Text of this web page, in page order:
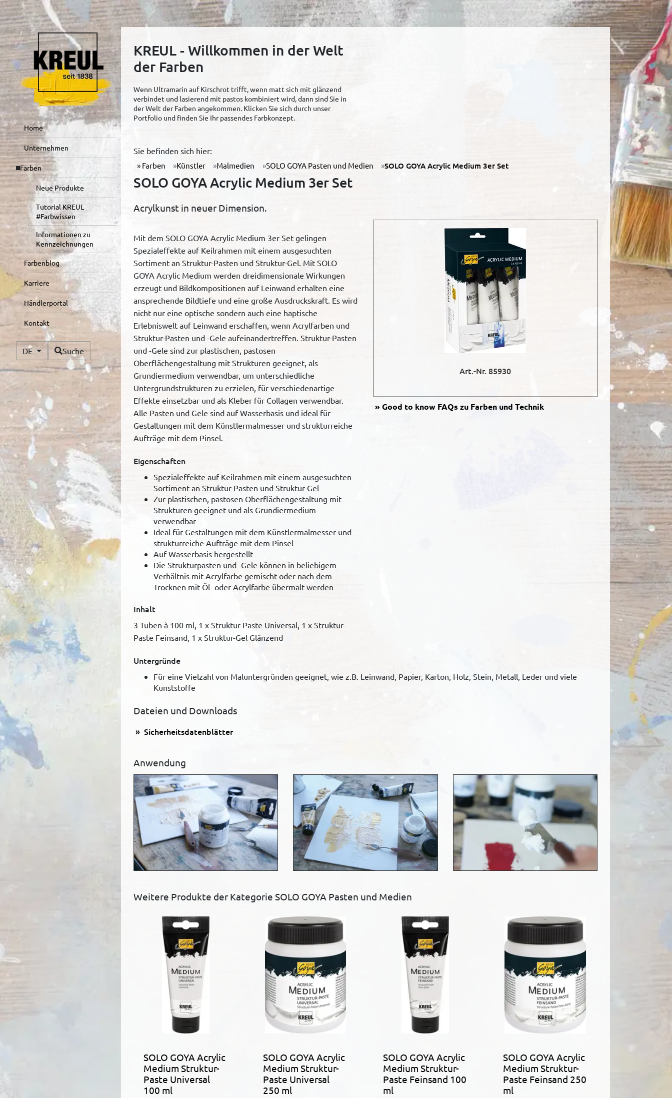
Home
Unternehmen
Farben
Neue Produkte
Tutorial KREUL
#Farbwissen
Informationen zu
Kennzeichnungen
Farbenblog
Karriere
Händlerportal
Kontakt
DE Verfügbare Sprachen
Suche
KREUL - Willkommen in der Welt
der Farben
Wenn Ultramarin auf Kirschrot trifft, wenn matt sich mit glänzend
verbindet und lasierend mit pastos kombiniert wird, dann sind Sie in
der Welt der Farben angekommen. Klicken Sie sich durch unser
Portfolio und finden Sie Ihr passendes Farbkonzept.
Sie befinden sich hier:
Farben Künstler Malmedien SOLO GOYA Pasten und Medien SOLO GOYA Acrylic Medium 3er Set
SOLO GOYA Acrylic Medium 3er Set
Acrylkunst in neuer Dimension.
Mit dem SOLO GOYA Acrylic Medium 3er Set gelingen
Spezialeffekte auf Keilrahmen mit einem ausgesuchten
Sortiment an Struktur-Pasten und Struktur-Gel. Mit SOLO
GOYA Acrylic Medium werden dreidimensionale Wirkungen
erzeugt und Bildkompositionen auf Leinwand erhalten eine
ansprechende Bildtiefe und eine große Ausdruckskraft. Es wird
nicht nur eine optische sondern auch eine haptische
Erlebniswelt auf Leinwand erschaffen, wenn Acrylfarben und
Struktur-Pasten und -Gele aufeinandertreffen. Struktur-Pasten
und -Gele sind zur plastischen, pastosen
Oberflächengestaltung mit Strukturen geeignet, als
Grundiermedium verwendbar, um unterschiedliche
Untergrundstrukturen zu erzielen, für verschiedenartige
Effekte einsetzbar und als Kleber für Collagen verwendbar.
Alle Pasten und Gele sind auf Wasserbasis und ideal für
Gestaltungen mit dem Künstlermalmesser und strukturreiche
Aufträge mit dem Pinsel.
Eigenschaften
Spezialeffekte auf Keilrahmen mit einem ausgesuchten
Sortiment an Struktur-Pasten und Struktur-Gel
Zur plastischen, pastosen Oberflächengestaltung mit
Strukturen geeignet und als Grundiermedium
verwendbar
Ideal für Gestaltungen mit dem Künstlermalmesser und
strukturreiche Aufträge mit dem Pinsel
Auf Wasserbasis hergestellt
Die Strukturpasten und -Gele können in beliebigem
Verhältnis mit Acrylfarbe gemischt oder nach dem
Trocknen mit Öl- oder Acrylfarbe übermalt werden
Inhalt
3 Tuben à 100 ml, 1 x Struktur-Paste Universal, 1 x Struktur-
Paste Feinsand, 1 x Struktur-Gel Glänzend
Art.-Nr. 85930
Good to knowFAQs zu Farben und Technik
Untergründe
Für eine Vielzahl von Maluntergründen geeignet, wie z.B. Leinwand, Papier, Karton, Holz, Stein, Metall, Leder und viele
Kunststoffe
Dateien und Downloads
Sicherheitsdatenblätter
Anwendung
Weitere Produkte der Kategorie SOLO GOYA Pasten und Medien
SOLO GOYA Acrylic
Medium Struktur-
Paste Universal
100 ml
SOLO GOYA Acrylic
Medium Struktur-
Paste Universal
250 ml
SOLO GOYA Acrylic
Medium Struktur-
Paste Feinsand 100
ml
SOLO GOYA Acrylic
Medium Struktur-
Paste Feinsand 250
ml